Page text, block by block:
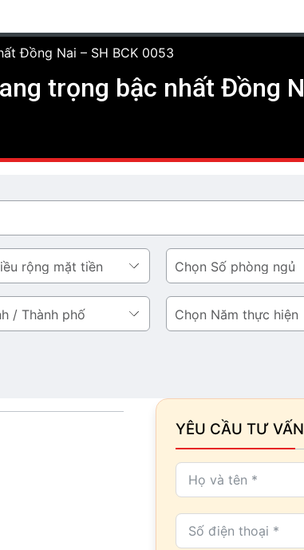
Đồng Nai – SH BCK 0053
trọng bậc nhất Đồng
Số
phòng
ngủ
Năm
thực
YÊU CẦU TƯ VẤN